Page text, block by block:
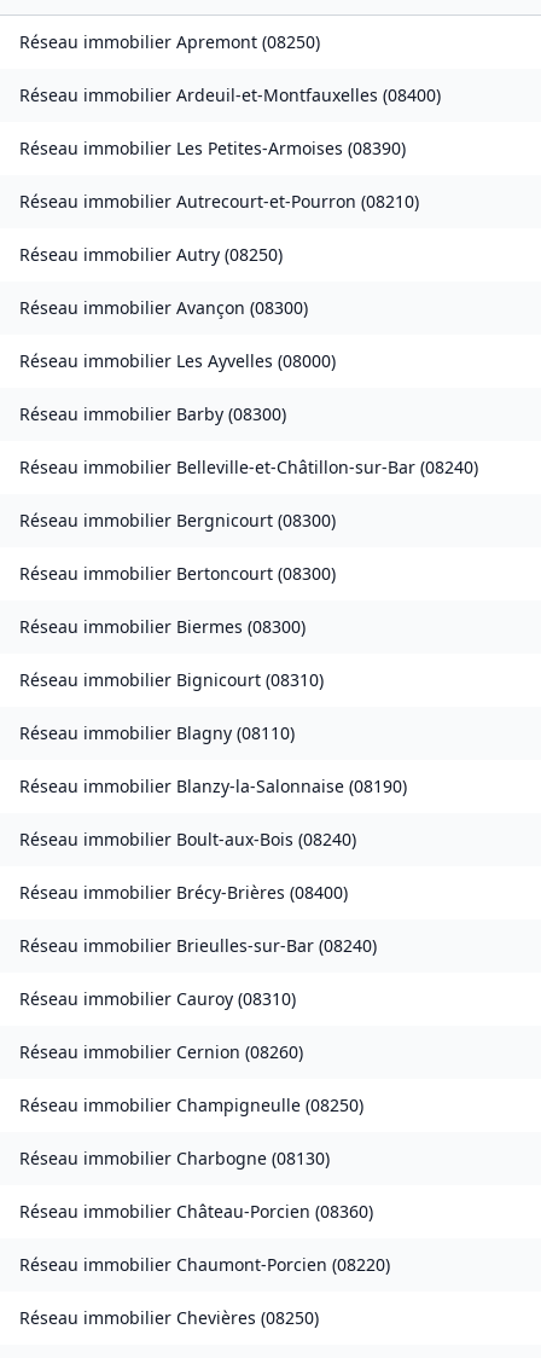
Réseau immobilier Apremont (08250)
Réseau immobilier Ardeuil-et-Montfauxelles (08400)
Réseau immobilier Les Petites-Armoises (08390)
Réseau immobilier Autrecourt-et-Pourron (08210)
Réseau immobilier Autry (08250)
Réseau immobilier Avançon (08300)
Réseau immobilier Les Ayvelles (08000)
Réseau immobilier Barby (08300)
Réseau immobilier Belleville-et-Châtillon-sur-Bar (08240)
Réseau immobilier Bergnicourt (08300)
Réseau immobilier Bertoncourt (08300)
Réseau immobilier Biermes (08300)
Réseau immobilier Bignicourt (08310)
Réseau immobilier Blagny (08110)
Réseau immobilier Blanzy-la-Salonnaise (08190)
Réseau immobilier Boult-aux-Bois (08240)
Réseau immobilier Brécy-Brières (08400)
Réseau immobilier Brieulles-sur-Bar (08240)
Réseau immobilier Cauroy (08310)
Réseau immobilier Cernion (08260)
Réseau immobilier Champigneulle (08250)
Réseau immobilier Charbogne (08130)
Réseau immobilier Château-Porcien (08360)
Réseau immobilier Chaumont-Porcien (08220)
Réseau immobilier Chevières (08250)